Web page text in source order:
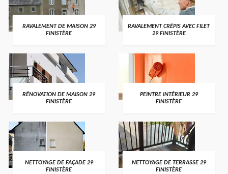
RAVALEMENT DE MAISON 29
FINISTÈRE
RAVALEMENT CRÉPIS AVEC FILET
29 FINISTÈRE
RÉNOVATION DE MAISON 29
FINISTÈRE
PEINTRE INTÉRIEUR 29
FINISTÈRE
NETTOYAGE DE FAÇADE 29
FINISTÈRE
NETTOYAGE DE TERRASSE 29
FINISTÈRE